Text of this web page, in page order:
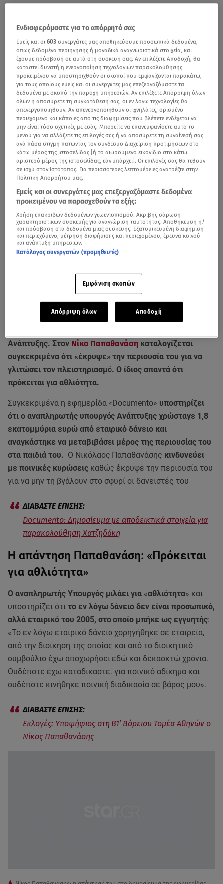
Νέα κόντρα μεταξύ Κυβέρνησης και ΣΥΡΙΖΑ ξέσπασε με
αφορμή αυτή τη φορά ένα δημοσίευμα της εφημερίδας
Ανάπτυξης. Στον Νίκο Παπαθανάση καταλογίζεται
συγκεκριμένα ότι «έκρυψε» την περιουσία του για να
γλιτώσει τον πλειστηριασμό. Ο ίδιος απαντά ότι
πρόκειται για αθλιότητα.
Συγκεκριμένα η εφημερίδα «Documento» υποστηρίζει
ότι ο αναπληρωτής υπουργός Ανάπτυξης χρώσταγε 1,8
εκατομμύρια ευρώ από εταιρικό δάνειο και
αναγκάστηκε να μεταβιβάσει μέρος της περιουσίας του
στα παιδιά του. Ο Νικόλαος Παπαθανάσης κινδυνεύει
με ποινικές κυρώσεις καθώς έκρυψε την περιουσία του
για να μην τη βγάλουν στο σφυρί οι δανειστές του
Documento: Δημοσίευμα με αποδεικτικά στοιχεία για
παρακολούθηση Χατζηδάκη
Η απάντηση Παπαθανάση: «Πρόκειται
για αθλιότητα»
Ο αναπληρωτής Υπουργός μιλάει για «αθλιότητα» και
υποστηρίζει ότι το εν λόγω δάνειο δεν είναι προσωπικό,
αλλά εταιρικό του 2005, στο οποίο μπήκε ως εγγυητής:
«Το εν λόγω εταιρικό δάνειο χορηγήθηκε σε εταιρεία,
από την διοίκηση της οποίας και από το διοικητικό
συμβούλιο έχω αποχωρήσει εδώ και δεκαοκτώ χρόνια.
Ουδέποτε έχω καταδικαστεί για ποινικό αδίκημα και
ουδέποτε κινήθηκε ποινική διαδικασία σε βάρος μου».
Εκλογές: Υποψήφιος στη Β1′ Βόρειου Τομέα Αθηνών ο
Νίκος Παπαθανάσης
Ενδιαφερόμαστε για το απόρρητό σας
Εμείς και οι603 συνεργάτες μας αποθηκεύουμε προσωπικά δεδομένα,
όπως δεδομένα περιήγησης ή μοναδικά αναγνωριστικά στοιχεία, και
έχουμε πρόσβαση σε αυτά στη συσκευή σας. Αν επιλέξετε Αποδοχή, θα
καταστεί δυνατή η ενεργοποίηση τεχνολογιών παρακολούθησης
προκειμένου να υποστηριχθούν οι σκοποί που εμφανίζονται παρακάτω,
για τους οποίους εμείς και οι συνεργάτες μας επεξεργαζόμαστε τα
δεδομένα με σκοπό την παροχή υπηρεσιών. Αν επιλέξετε Απόρριψη όλων
όλων ή αποσύρετε τη συγκατάθεσή σας, οι εν λόγω τεχνολογίες θα
απενεργοποιηθούν. Αν απενεργοποιηθούν οι ιχνηλάτες, ορισμένο
περιεχόμενο και κάποιες από τις διαφημίσεις που βλέπετε ενδέχεται να
μην είναι τόσο σχετικές με εσάς. Μπορείτε να επανεμφανίσετε αυτό το
μενού για να αλλάξετε τις επιλογές σας ή να αποσύρετε τη συναίνεσή σας
ανά πάσα στιγμή πατώντας τον σύνδεσμο Διαχείριση προτιμήσεων στο
κάτω μέρος της ιστοσελίδας [ή το αιωρούμενο εικονίδιο στο κάτω
αριστερό μέρος της ιστοσελίδας, εάν υπάρχει]. Οι επιλογές σας θα τεθούν
σε ισχύ στον Ιστότοπος. Για περισσότερες λεπτομέρειες ανατρέξτε στην
Πολιτική Απορρήτου μας.
Εμείς και οι συνεργάτες μας επεξεργαζόμαστε δεδομένα
προκειμένου να παρασχεθούν τα εξής:
Χρήση επακριβών δεδομένων γεωεντοπισμού. Ακριβής σάρωση
χαρακτηριστικών συσκευής για αναγνώριση ταυτότητας. Αποθήκευση ή/
και πρόσβαση στα δεδομένα μιας συσκευής. Εξατομικευμένη διαφήμιση
και περιεχόμενο, μέτρηση διαφήμισης και περιεχομένου, έρευνα κοινού
και ανάπτυξη υπηρεσιών.
Κατάλογος συνεργατών (προμηθευτές)
Εμφάνιση σκοπών
Απόρριψη όλων Αποδοχή